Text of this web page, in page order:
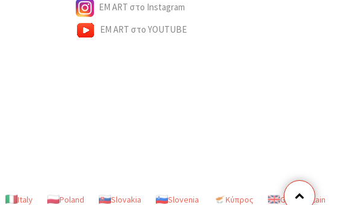
EM ART στο Instagram
EM ART στο YOUTUBE
Italy Poland Slovakia Slovenia Κύπρος Great Britain